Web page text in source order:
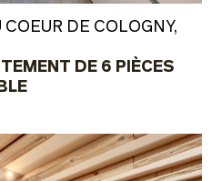
DE COLOGNY,
DE 6 PIÈCES